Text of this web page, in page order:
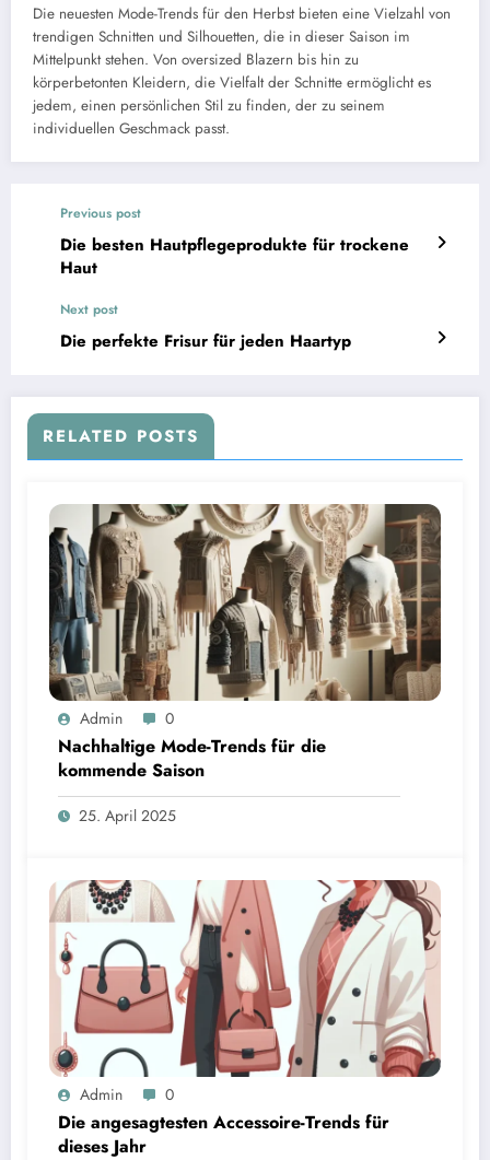
Die neuesten Mode-Trends für den Herbst bieten eine Vielzahl von
trendigen Schnitten und Silhouetten, die in dieser Saison im
Mittelpunkt stehen. Von oversized Blazern bis hin zu
körperbetonten Kleidern, die Vielfalt der Schnitte ermöglicht es
jedem, einen persönlichen Stil zu finden, der zu seinem
individuellen Geschmack passt.
Previous post
Die besten Hautpflegeprodukte für trockene
Haut
Next post
Die perfekte Frisur für jeden Haartyp
RELATED POSTS
Admin 0
Nachhaltige Mode-Trends für die
kommende Saison
25. April 2025
Admin 0
Die angesagtesten Accessoire-Trends für
dieses Jahr